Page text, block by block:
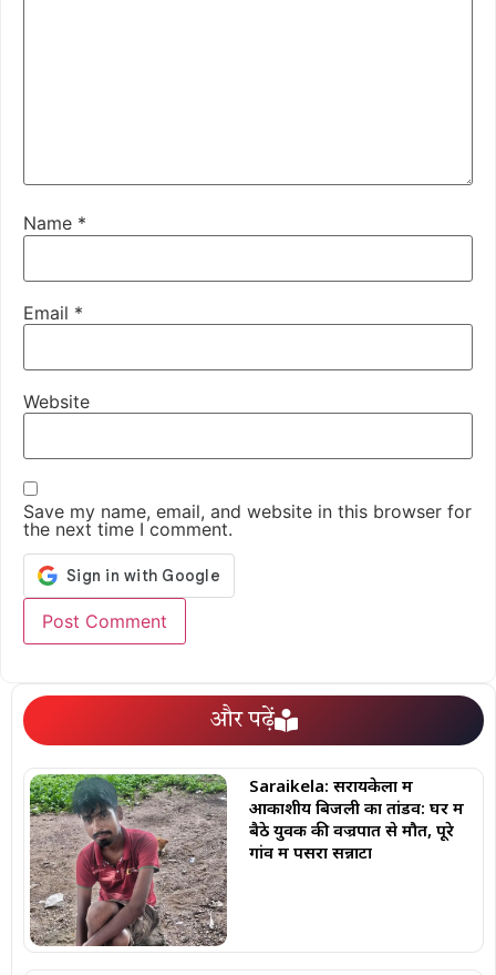
Name *
Email *
Website
Save my name, email, and website in this browser for
the next time I comment.
और पढ़ें
Saraikela: सरायकेला में
आकाशीय बिजली का तांडव: घर में
बैठे युवक की वज्रपात से मौत, पूरे
गांव में पसरा सन्नाटा